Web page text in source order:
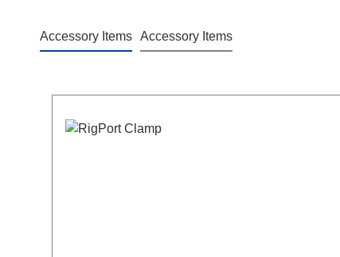
Accessory Items Accessory Items